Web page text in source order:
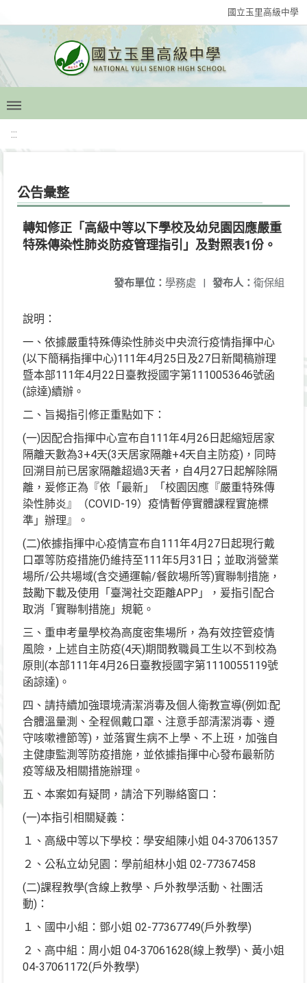
國立玉里高級中學
:::
公告彙整
轉知修正「高級中等以下學校及幼兒園因應嚴重
特殊傳染性肺炎防疫管理指引」及對照表1份。
發布人： 衛保組
發布單位： 學務處 |
說明：
一、依據嚴重特殊傳染性肺炎中央流行疫情指揮中心
(以下簡稱指揮中心)111年4月25日及27日新聞稿辦理
暨本部111年4月22日臺教授國字第1110053646號函
(諒達)續辦。
二、旨揭指引修正重點如下：
(一)因配合指揮中心宣布自111年4月26日起縮短居家
隔離天數為3+4天(3天居家隔離+4天自主防疫)，同時
回溯目前已居家隔離超過3天者，自4月27日起解除隔
離，爰修正為『依「最新」「校園因應『嚴重特殊傳
染性肺炎』（COVID-19）疫情暫停實體課程實施標
準」辦理』。
(二)依據指揮中心疫情宣布自111年4月27日起現行戴
口罩等防疫措施仍維持至111年5月31日；並取消營業
場所/公共場域(含交通運輸/餐飲場所等)實聯制措施，
鼓勵下載及使用「臺灣社交距離APP」，爰指引配合
取消「實聯制措施」規範。
三、重申考量學校為高度密集場所，為有效控管疫情
風險，上述自主防疫(4天)期間教職員工生以不到校為
原則(本部111年4月26日臺教授國字第1110055119號
函諒達)。
四、請持續加強環境清潔消毒及個人衛教宣導(例如:配
合體溫量測、全程佩戴口罩、注意手部清潔消毒、遵
守咳嗽禮節等)，並落實生病不上學、不上班，加強自
主健康監測等防疫措施，並依據指揮中心發布最新防
疫等級及相關措施辦理。
五、本案如有疑問，請洽下列聯絡窗口：
(一)本指引相關疑義：
１、高級中等以下學校：學安組陳小姐 04-37061357
２、公私立幼兒園：學前組林小姐 02-77367458
(二)課程教學(含線上教學、戶外教學活動、社團活
動)：
１、國中小組：鄧小姐 02-77367749(戶外教學)
２、高中組：周小姐 04-37061628(線上教學)、黃小姐
04-37061172(戶外教學)